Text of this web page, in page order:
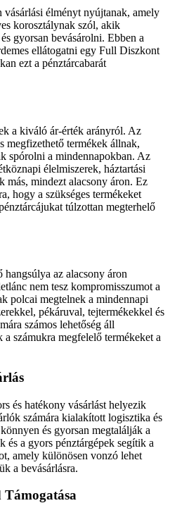
élményt nyújtanak, amely
korosztálynak szól, akik
gyorsan bevásárolni. Ebben a
ellátogatni egy Full Diszkont
ezt a pénztárcabarát
a kiváló ár-érték arányról. Az
megfizethető termékek állnak,
spórolni a mindennapokban. Az
élelmiszerek, háztartási
más, mindezt alacsony áron. Ez
hogy a szükséges termékeket
túlzottan megterhelő
az alacsony áron
nem tesz kompromisszumot a
polcai megtelnek a mindennapi
pékáruval, tejtermékekkel és
számos lehetőség áll
számukra megfelelő termékeket a
és hatékony vásárlást helyezik
számára kialakított logisztika és
és gyorsan megtalálják a
a gyors pénztárgépek segítik a
amely különösen vonzó lehet
a bevásárlásra.
Támogatása